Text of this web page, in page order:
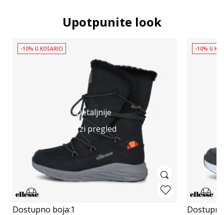
Upotpunite look
Detaljnije
Brzi pregled
-10% U KOŠARICI
Dostupno boja:1
-10% U